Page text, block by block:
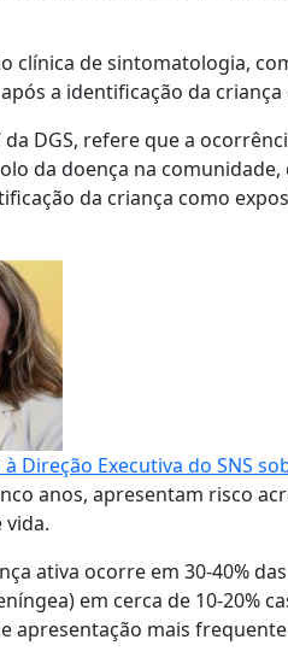
clínica de sintomatologia,
a identificação da
da DGS, refere que a
da doença na
da criança como
Direção Executiva do SNS
anos, apresentam risco
ativa ocorre em 30-40%
em cerca de 10-20%
apresentação mais